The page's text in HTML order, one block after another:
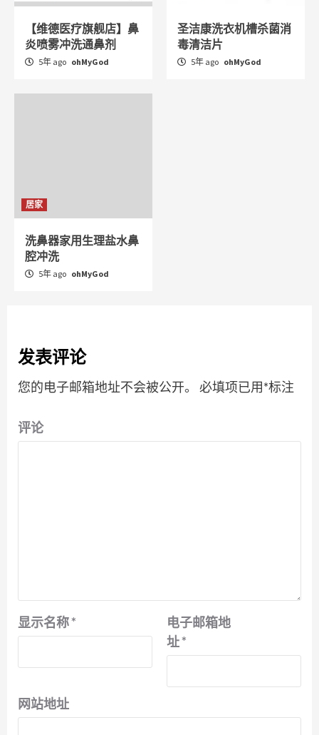
【维德医疗旗舰店】鼻
炎喷雾冲洗通鼻剂
5年 ago ohMyGod
圣洁康洗衣机槽杀菌消
毒清洁片
5年 ago ohMyGod
居家
洗鼻器家用生理盐水鼻
腔冲洗
5年 ago ohMyGod
发表评论
您的电子邮箱地址不会被公开。 必填项已用*标注
评论
显示名称*
电子邮箱地
址*
网站地址